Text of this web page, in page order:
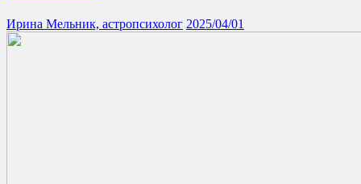
Ирина Мельник, астропсихолог 2025/04/01